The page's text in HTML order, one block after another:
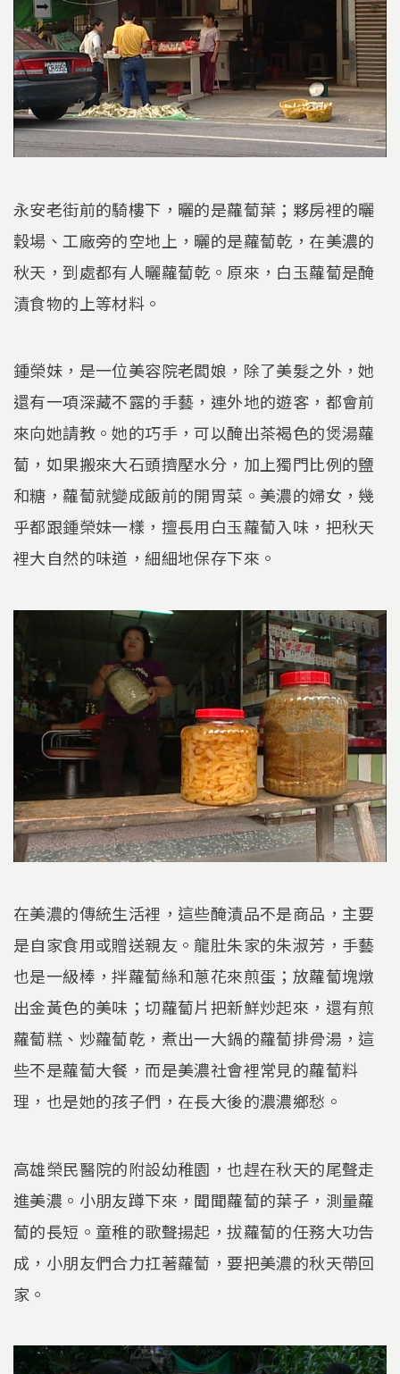
永安老街前的騎樓下，曬的是蘿蔔葉；夥房裡的曬
穀場、工廠旁的空地上，曬的是蘿蔔乾，在美濃的
秋天，到處都有人曬蘿蔔乾。原來，白玉蘿蔔是醃
漬食物的上等材料。
鍾榮妹，是一位美容院老闆娘，除了美髮之外，她
還有一項深藏不露的手藝，連外地的遊客，都會前
來向她請教。她的巧手，可以醃出茶褐色的煲湯蘿
蔔，如果搬來大石頭擠壓水分，加上獨門比例的鹽
和糖，蘿蔔就變成飯前的開胃菜。美濃的婦女，幾
乎都跟鍾榮妹一樣，擅長用白玉蘿蔔入味，把秋天
裡大自然的味道，細細地保存下來。
在美濃的傳統生活裡，這些醃漬品不是商品，主要
是自家食用或贈送親友。龍肚朱家的朱淑芳，手藝
也是一級棒，拌蘿蔔絲和蔥花來煎蛋；放蘿蔔塊燉
出金黃色的美味；切蘿蔔片把新鮮炒起來，還有煎
蘿蔔糕、炒蘿蔔乾，煮出一大鍋的蘿蔔排骨湯，這
些不是蘿蔔大餐，而是美濃社會裡常見的蘿蔔料
理，也是她的孩子們，在長大後的濃濃鄉愁。
高雄榮民醫院的附設幼稚園，也趕在秋天的尾聲走
進美濃。小朋友蹲下來，聞聞蘿蔔的葉子，測量蘿
蔔的長短。童稚的歌聲揚起，拔蘿蔔的任務大功告
成，小朋友們合力扛著蘿蔔，要把美濃的秋天帶回
家。